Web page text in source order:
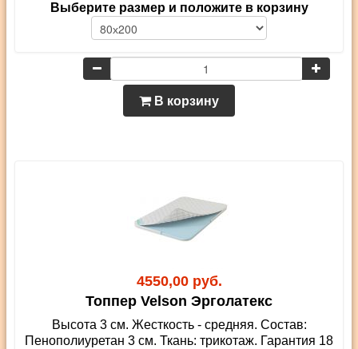
Выберите размер и положите в корзину
В корзину
4550,00 руб.
Топпер Velson Эрголатекс
Высота 3 см. Жесткость - средняя. Состав:
Пенополиуретан 3 см. Ткань: трикотаж. Гарантия 18